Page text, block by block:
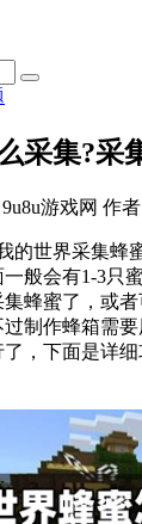
采集?采
游戏网 作
的世界采集蜂
般会有1-3只
蜂蜜了，或者
制作蜂箱需
，下面是详